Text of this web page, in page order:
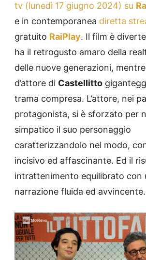
tv (lunedì 17 giugno 2024) su
e in contemporanea diretta
gratuito RaiPlay. Il film è
ha il retrogusto amaro della
delle nuove generazioni,
d’attore di Castellitto
trama compresa. L’attore, nei
protagonista, si è sforzato per
simpatico il suo personaggio
caratterizzandolo nel modo,
incisivo ed affascinante. Ed il
intrattenimento equilibrato con
narrazione fluida ed avvincente.